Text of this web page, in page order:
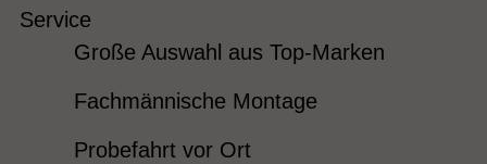
Service
Große Auswahl aus Top-Marken
Fachmännische Montage
Probefahrt vor Ort